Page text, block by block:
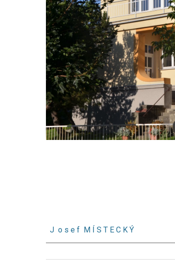
J o s e f M Í S T E C K Ý